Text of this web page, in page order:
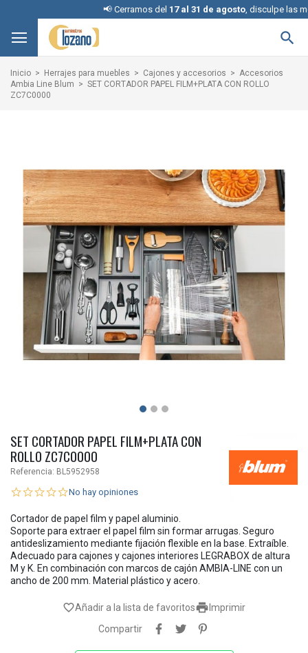
📢 Cerramos del17 al 31 de agosto, disculpe las

Inicio Herrajes para muebles Cajones y accesorios
Accesorios
Ambia Line Blum
SET CORTADOR PAPEL FILM+PLATA CON ROLLO
ZC7C0000
SET CORTADOR PAPEL FILM+PLATA CON
ROLLO ZC7C0000
Referencia: BL5952958
No hay opiniones
Cortador de papel film y papel aluminio.
Soporte para extraer el papel film sin formar arrugas. Seguro
antideslizamiento mediante fijación flexible en la base. Extraíble.
Adecuado para cajones y cajones interiores LEGRABOX de altura
M y K. En combinación con marcos de cajón AMBIA-LINE con un
ancho de 200 mm. Material plástico y acero.
 Imprimir
favorite_borderAñadir a la lista de favoritos
Compartir